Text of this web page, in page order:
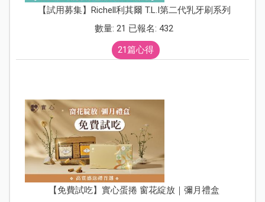
【試用募集】Richell利其爾 T.L.I第二代乳牙刷系列
數量: 21 已報名: 432
21篇心得
【免費試吃】實心蛋捲 窗花綻放｜彌月禮盒